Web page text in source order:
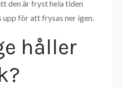
den är fryst hela tiden
för att frysas ner igen.
håller